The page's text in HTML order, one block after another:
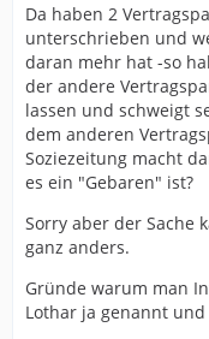
Da haben 2
unterschrieben und
daran mehr hat -so
der andere
lassen und schweigt
dem anderen
Soziezeitung macht
es ein "Gebaren" ist?
Sorry aber der Sache
ganz anders.
Gründe warum man
Lothar ja genannt